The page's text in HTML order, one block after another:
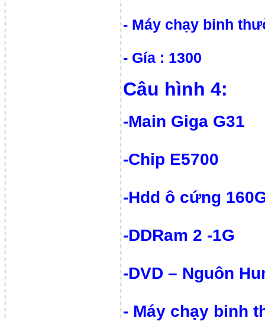
- Máy chạy binh
- Gía : 1300
Câu hình 4:
-Main Giga G31
-Chip E5700
-Hdd ô cứng
-DDRam 2 -1G
-DVD – Nguôn
- Máy chạy binh